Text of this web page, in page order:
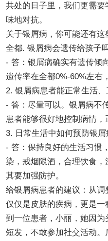
共处的日子里，我们更需
味地对抗。
关于银屑病，你可能还有这
全都. 银屑病会遗传给孩子
- 答：银屑病确实有遗传倾
遗传率在全都0%-60%左右
2. 银屑病患者能正常生活、
- 答：尽量可以。银屑病不
患者能够很好地控制病情，
3. 日常生活中如何预防银屑
- 答：保持良好的生活习惯
染，戒烟限酒，合理饮食
其要加强防护。
给银屑病患者的建议：从
仅仅是皮肤的疾病，更是
到一位患者，小丽，她因
短发，不敢参加社交活动